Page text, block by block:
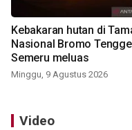
Kebakaran hutan di
Nasional Bromo
Semeru meluas
Minggu, 9 Agustus 2026
Video